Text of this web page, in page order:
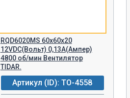
RQD6020MS 60x60x20
12VDC(Вольт) 0,13А(Ампер)
4800 об/мин Вентилятор
TIDAR.
Артикул (ID): TO-4558